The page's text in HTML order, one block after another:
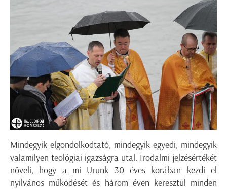
Mindegyik elgondolkodtató, mindegyik egyedi, mindegyik
valamilyen teológiai igazságra utal. Irodalmi jelzésértékét
növeli, hogy a mi Urunk 30 éves korában kezdi el
nyilvános működését és három éven keresztül minden